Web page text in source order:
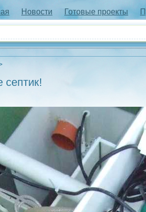
Новости Готовые проекты
септик!